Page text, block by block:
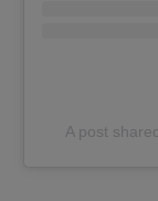
A post